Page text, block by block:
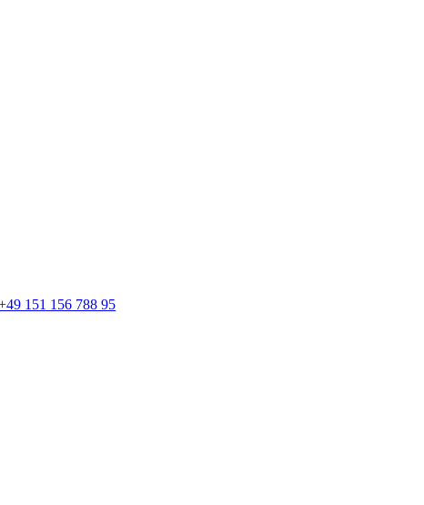
151 156 788 95